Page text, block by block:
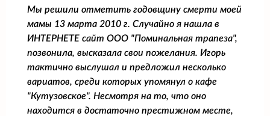
Мы решили отметить годовщину смерти моей
мамы 13 марта 2010 г. Случайно я нашла в
ИНТЕРНЕТЕ сайт ООО "Поминальная трапеза",
позвонила, высказала свои пожелания. Игорь
тактично выслушал и предложил несколько
вариатов, среди которых упомянул о кафе
"Кутузовское". Несмотря на то, что оно
находится в достаточно престижном месте,